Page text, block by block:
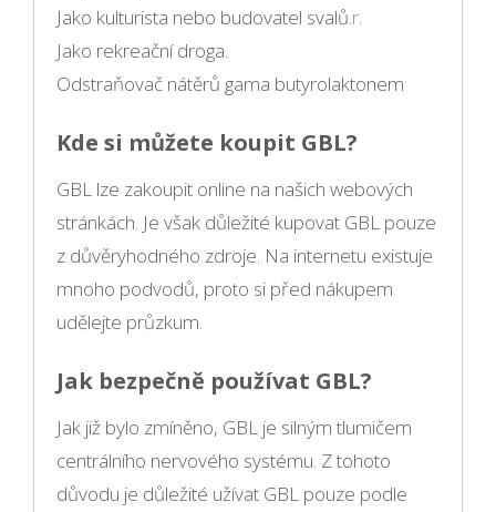
Jako kulturista nebo budovatel svalů.r.
Jako rekreační droga.
Odstraňovač nátěrů gama butyrolaktonem
Kde si můžete koupit GBL?
GBL lze zakoupit online na našich webových
stránkách. Je však důležité kupovat GBL pouze
z důvěryhodného zdroje. Na internetu existuje
mnoho podvodů, proto si před nákupem
udělejte průzkum.
Jak bezpečně používat GBL?
Jak již bylo zmíněno, GBL je silným tlumičem
centrálního nervového systému. Z tohoto
důvodu je důležité užívat GBL pouze podle